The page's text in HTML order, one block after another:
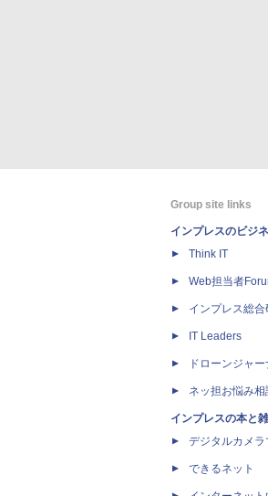
Group site links
インプレスのビジ
Think IT
Web担当者
インプレス総合
IT Leaders
ドローンジャ
ネッ担お悩み相
インプレスの本と
デジタルカメラ
できるネット